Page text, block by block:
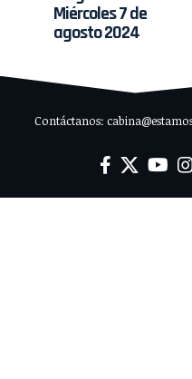
Miércoles 7 de
agosto 2024
Contáctanos: